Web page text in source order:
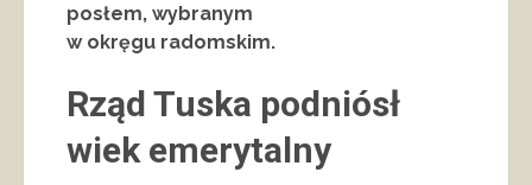
posłem, wybranym
w okręgu radomskim.
Rząd Tuska podniósł
wiek emerytalny